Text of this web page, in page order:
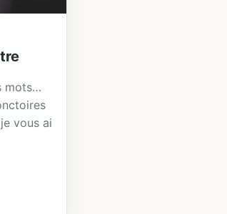
mots…
vous ai